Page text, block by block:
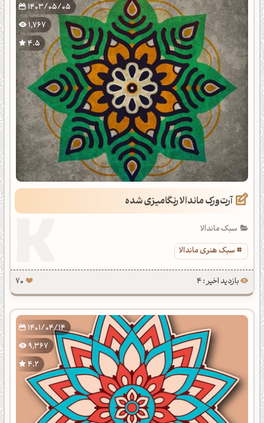
1403/05/05
1,767
4.5
آرت‌ورک ماندالا رنگامیزی شده
سبک ماندالا
سبک هنری ماندالا
بازدید اخیر : 4 70
1401/04/14
9,367
4.2